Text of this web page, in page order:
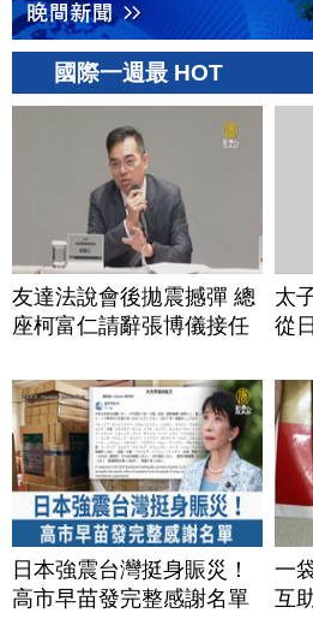
國際一週最 HOT
友達法說會後拋震撼彈 總
座柯富仁請辭張博儀接任
太
從
日本強震台灣挺身賑災！
高市早苗發完整感謝名單
一
互